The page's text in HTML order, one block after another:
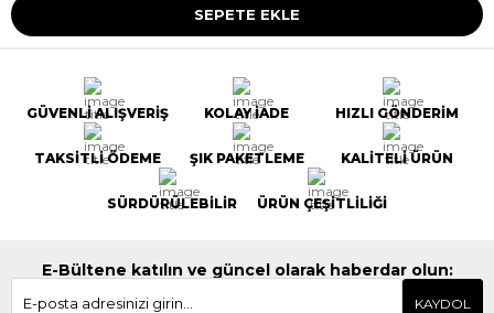
GÜVENLİ ALIŞVERİŞ KOLAY İADE HIZLI GÖNDERİM
TAKSİTLİ ÖDEME ŞIK PAKETLEME KALİTELİ ÜRÜN
SÜRDÜRÜLEBİLİR ÜRÜN ÇEŞİTLİLİĞİ
E-Bültene katılın ve güncel olarak haberdar olun:
KAYDOL